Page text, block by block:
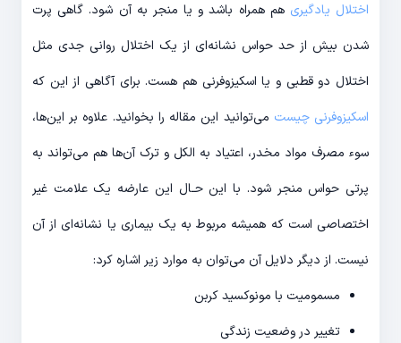
اختلال یادگیری هم همراه باشد و یا منجر به آن شود. گاهی پرت
شدن بیش از حد حواس نشانه‌ای از یک اختلال روانی جدی مثل
اختلال دو قطبی و یا اسکیزوفرنی هم هست. برای آگاهی از این که
اسکیزوفرنی چیست می‌توانید این مقاله را بخوانید. علاوه بر این‌ها،
سوء مصرف مواد مخدر، اعتیاد به الکل و ترک آن‌ها هم می‌تواند به
پرتی حواس منجر شود. با این حـال این عارضه یک علامت غیر
اختصاصی است که همیشه مربوط به یک بیماری یا نشانه‌ای از آن
نیست. از دیگر دلایل آن می‌توان به موارد زیر اشاره کرد:
مسمومیت با مونوکسید کربن
تغییر در وضعیت زندگی